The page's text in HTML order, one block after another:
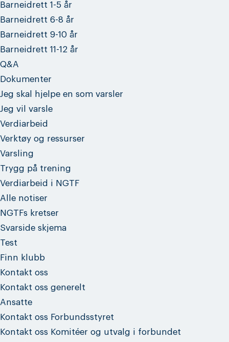
Barneidrett 1-5 år
Barneidrett 6-8 år
Barneidrett 9-10 år
Barneidrett 11-12 år
Q&A
Dokumenter
Jeg skal hjelpe en som varsler
Jeg vil varsle
Verdiarbeid
Verktøy og ressurser
Varsling
Trygg på trening
Verdiarbeid i NGTF
Alle notiser
NGTFs kretser
Svarside skjema
Test
Finn klubb
Kontakt oss
Kontakt oss generelt
Ansatte
Kontakt oss Forbundsstyret
Kontakt oss Komitéer og utvalg i forbundet